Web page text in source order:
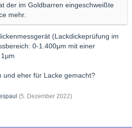
der im Goldbarren eingeschweißte
mehr.
(Lackdickeprüfung im
0-1.400μm mit einer
und eher für Lacke gemacht?
(5. Dezember 2022)